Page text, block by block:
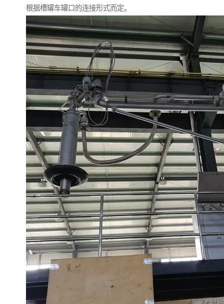
根据槽罐车罐口的连接形式而定。